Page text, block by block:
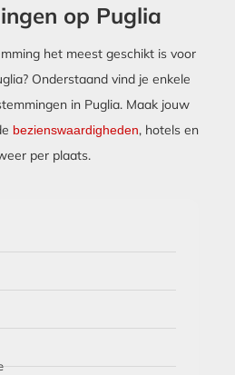
op Puglia
het meest geschikt is voor
Onderstaand vind je enkele
in Puglia. Maak jouw
bezienswaardigheden, hotels en
per plaats.